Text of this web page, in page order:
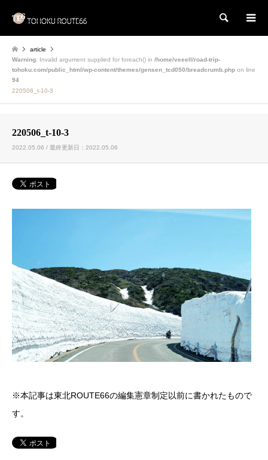
検索
article
Warning: Invalid argument supplied for foreach() in /home/veeell/road-trip-
tohoku.com/public_html/wp-content/themes/gensen_tcd050/breadcrumb.php on line
94
220506_t-10-3
220506_t-10-3
2022.05.06 / 最終更新日：2022.05.06
※本記事は東北ROUTE66の編集憲章制定以前に書かれたもので
す。